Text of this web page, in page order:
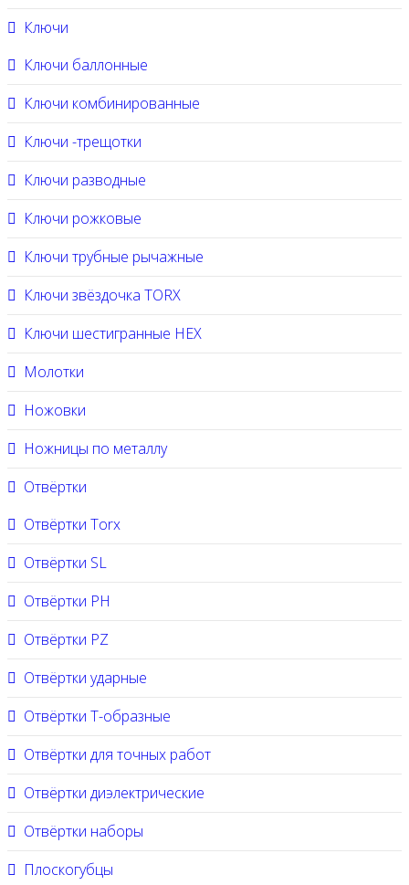
Ключи
Ключи баллонные
Ключи комбинированные
Ключи -трещотки
Ключи разводные
Ключи рожковые
Ключи трубные рычажные
Ключи звёздочка TORX
Ключи шестигранные HEX
Молотки
Ножовки
Ножницы по металлу
Отвёртки
Отвёртки Torx
Отвёртки SL
Отвёртки PH
Отвёртки PZ
Отвёртки ударные
Отвёртки Т-образные
Отвёртки для точных работ
Отвёртки диэлектрические
Отвёртки наборы
Плоскогубцы